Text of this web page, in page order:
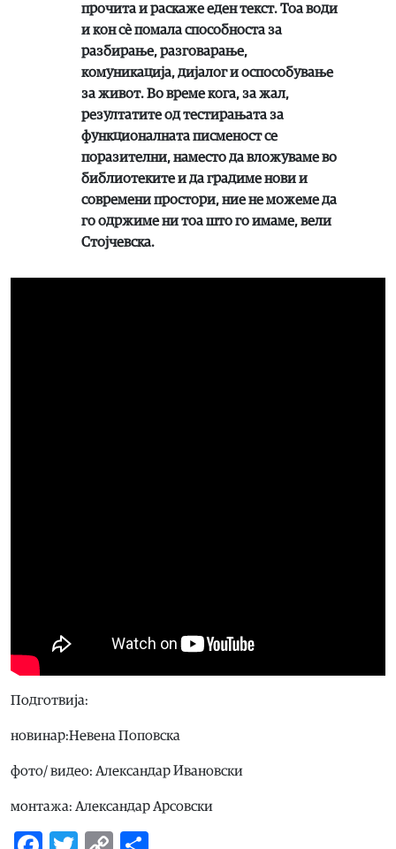
прочита и раскаже еден текст. Тоа води
и кон сѐ помала способноста за
разбирање, разговарање,
комуникација, дијалог и оспособување
за живот. Во време кога, за жал,
резултатите од тестирањата за
функционалната писменост се
поразителни, наместо да вложуваме во
библиотеките и да градиме нови и
современи простори, ние не можеме да
го одржиме ни тоа што го имаме, вели
Стојчевска.
Подготвија:
новинар:Невена Поповска
фото/ видео: Александар Ивановски
монтажа: Александар Арсовски